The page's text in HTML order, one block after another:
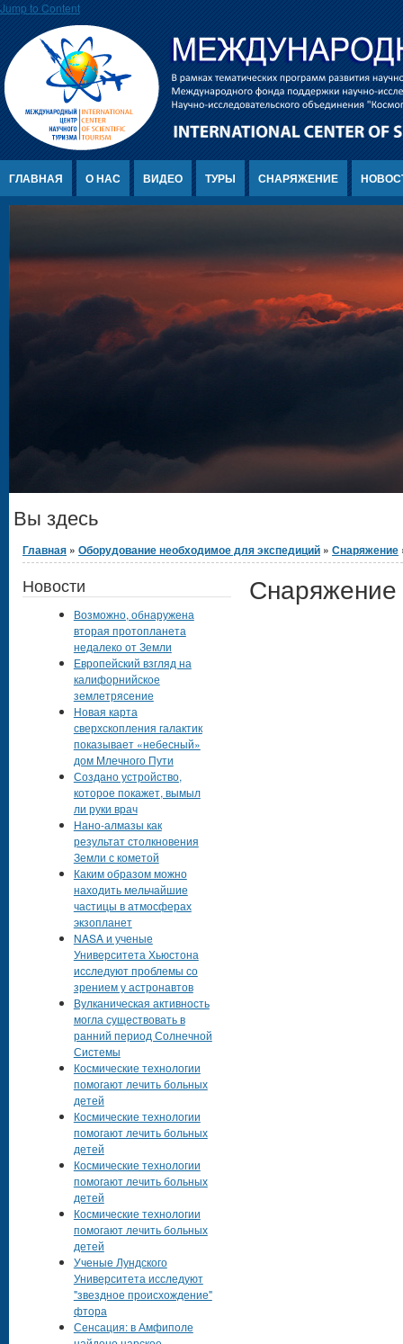
Jump to Content
ГЛАВНАЯ О НАС ВИДЕО ТУРЫ СНАРЯЖЕНИЕ
Вы здесь
Главная » Оборудование необходимое для экспедиций » Снаряжение
Снаряжение
Новости
Возможно, обнаружена
вторая протопланета
недалеко от Земли
Европейский взгляд на
калифорнийское
землетрясение
Новая карта
сверхскопления галактик
показывает «небесный»
дом Млечного Пути
Создано устройство,
которое покажет, вымыл
ли руки врач
Нано-алмазы как
результат столкновения
Земли с кометой
Каким образом можно
находить мельчайшие
частицы в атмосферах
экзопланет
NASA и ученые
Университета Хьюстона
исследуют проблемы со
зрением у астронавтов
Вулканическая активность
могла существовать в
ранний период Солнечной
Системы
Космические технологии
помогают лечить больных
детей
Космические технологии
помогают лечить больных
детей
Космические технологии
помогают лечить больных
детей
Космические технологии
помогают лечить больных
детей
Ученые Лундского
Университета исследуют
"звездное происхождение"
фтора
Сенсация: в Амфиполе